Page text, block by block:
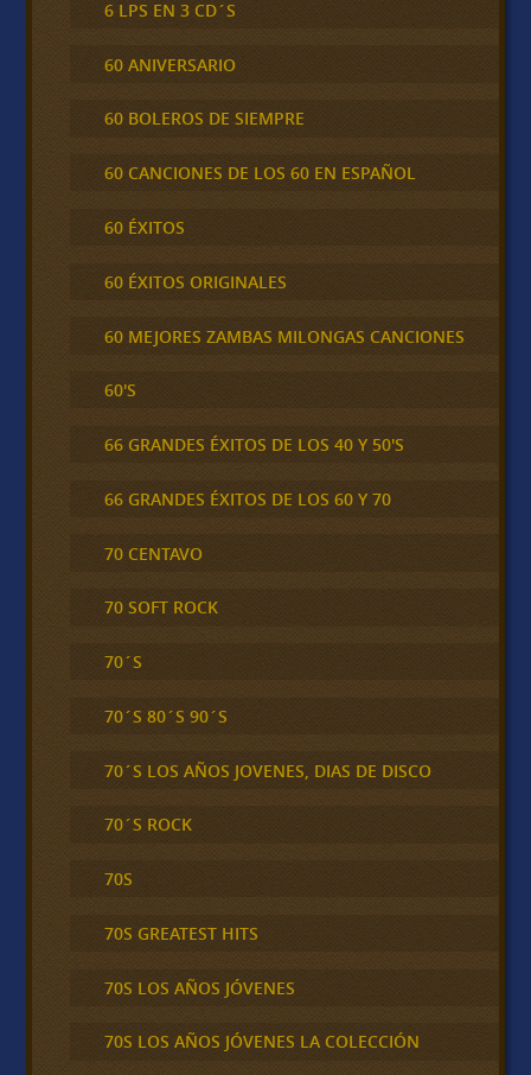
6 LPS EN 3 CD´S
60 ANIVERSARIO
60 BOLEROS DE SIEMPRE
60 CANCIONES DE LOS 60 EN ESPAÑOL
60 ÉXITOS
60 ÉXITOS ORIGINALES
60 MEJORES ZAMBAS MILONGAS CANCIONES
60'S
66 GRANDES ÉXITOS DE LOS 40 Y 50'S
66 GRANDES ÉXITOS DE LOS 60 Y 70
70 CENTAVO
70 SOFT ROCK
70´S
70´S 80´S 90´S
70´S LOS AÑOS JOVENES, DIAS DE DISCO
70´S ROCK
70S
70S GREATEST HITS
70S LOS AÑOS JÓVENES
70S LOS AÑOS JÓVENES LA COLECCIÓN